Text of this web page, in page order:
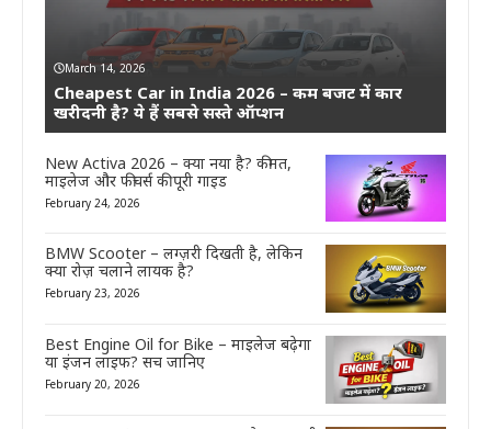
March 14, 2026
Cheapest Car in India 2026 – कम बजट में कार
खरीदनी है? ये हैं सबसे सस्ते ऑप्शन
New Activa 2026 – क्या नया है? कीमत,
माइलेज और फीचर्स की पूरी गाइड
February 24, 2026
BMW Scooter – लग्ज़री दिखती है, लेकिन
क्या रोज़ चलाने लायक है?
February 23, 2026
Best Engine Oil for Bike – माइलेज बढ़ेगा
या इंजन लाइफ? सच जानिए
February 20, 2026